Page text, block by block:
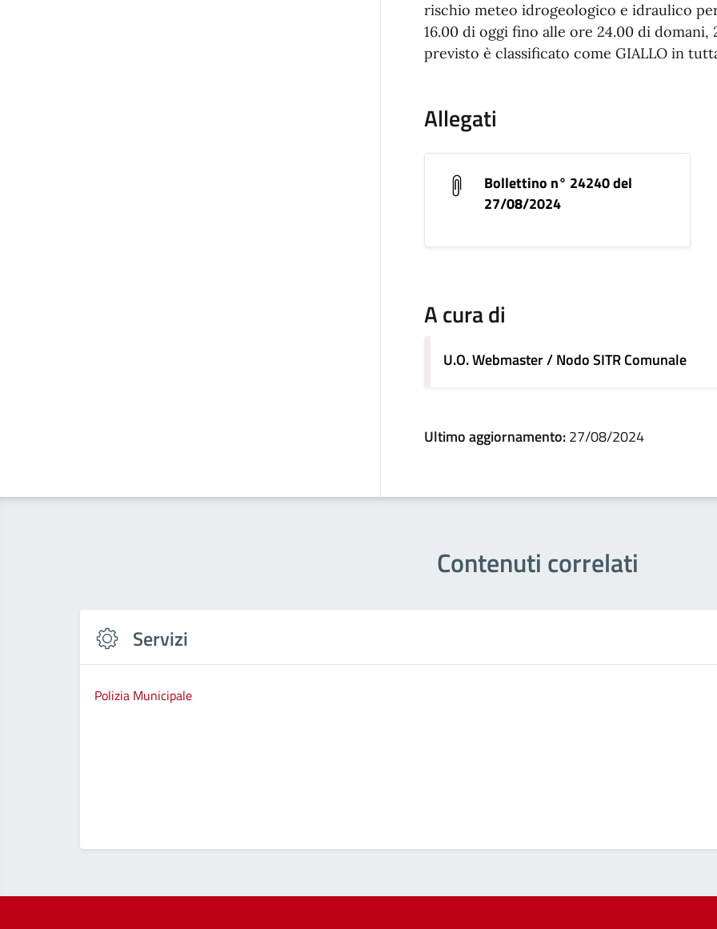
rischio meteo idrogeologico e idraulico
16.00 di oggi fino alle ore 24.00 di
previsto è classificato come GIALLO in
Allegati
Bollettino n° 24240 del
27/08/2024
A cura di
U.O. Webmaster / Nodo SITR Comunale
Ultimo aggiornamento:27/08/2024
Contenuti correlati
Servizi
Polizia Municipale